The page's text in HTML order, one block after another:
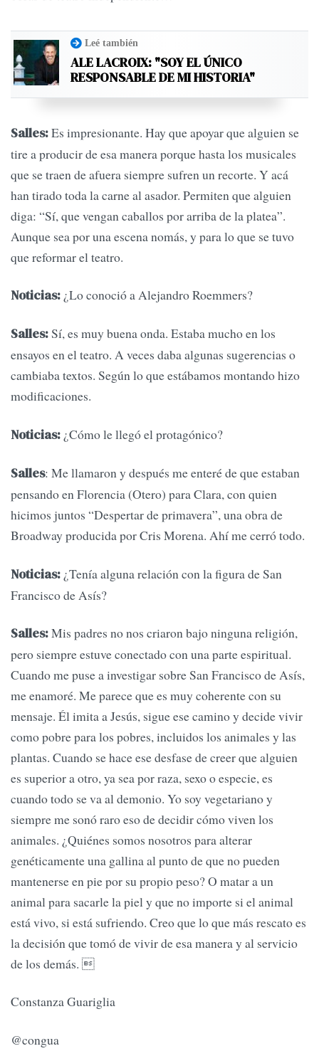
Leé también
ALE LACROIX: "SOY EL ÚNICO
RESPONSABLE DE MI HISTORIA"
Salles:Es impresionante. Hay que apoyar que alguien se
tire a producir de esa manera porque hasta los musicales
que se traen de afuera siempre sufren un recorte. Y acá
han tirado toda la carne al asador. Permiten que alguien
diga: “Sí, que vengan caballos por arriba de la platea”.
Aunque sea por una escena nomás, y para lo que se tuvo
que reformar el teatro.
Noticias: ¿Lo conoció a Alejandro Roemmers?
Salles:Sí, es muy buena onda. Estaba mucho en los
ensayos en el teatro. A veces daba algunas sugerencias o
cambiaba textos. Según lo que estábamos montando hizo
modificaciones.
Noticias: ¿Cómo le llegó el protagónico?
Salles: Me llamaron y después me enteré de que estaban
pensando en Florencia (Otero) para Clara, con quien
hicimos juntos “Despertar de primavera”, una obra de
Broadway producida por Cris Morena. Ahí me cerró todo.
Noticias: ¿Tenía alguna relación con la figura de San
Francisco de Asís?
Salles:Mis padres no nos criaron bajo ninguna religión,
pero siempre estuve conectado con una parte espiritual.
Cuando me puse a investigar sobre San Francisco de Asís,
me enamoré. Me parece que es muy coherente con su
mensaje. Él imita a Jesús, sigue ese camino y decide vivir
como pobre para los pobres, incluidos los animales y las
plantas. Cuando se hace ese desfase de creer que alguien
es superior a otro, ya sea por raza, sexo o especie, es
cuando todo se va al demonio. Yo soy vegetariano y
siempre me sonó raro eso de decidir cómo viven los
animales. ¿Quiénes somos nosotros para alterar
genéticamente una gallina al punto de que no pueden
mantenerse en pie por su propio peso? O matar a un
animal para sacarle la piel y que no importe si el animal
está vivo, si está sufriendo. Creo que lo que más rescato es
la decisión que tomó de vivir de esa manera y al servicio
de los demás. 
Constanza Guariglia
@congua